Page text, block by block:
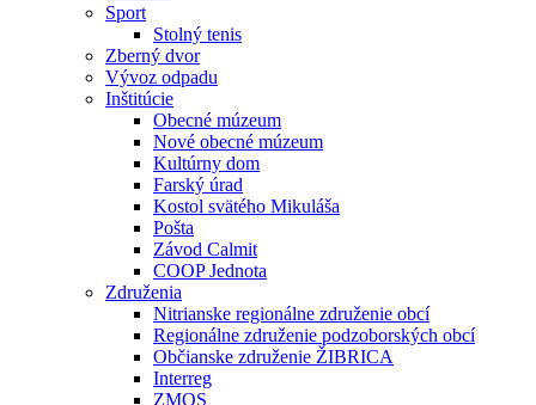
Sport
Stolný tenis
Zberný dvor
Vývoz odpadu
Inštitúcie
Obecné múzeum
Nové obecné múzeum
Kultúrny dom
Farský úrad
Kostol svätého Mikuláša
Pošta
Závod Calmit
COOP Jednota
Združenia
Nitrianske regionálne združenie obcí
Regionálne združenie podzoborských obcí
Občianske združenie ŽIBRICA
Interreg
ZMOS